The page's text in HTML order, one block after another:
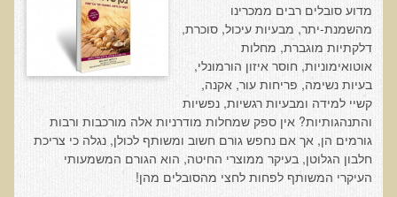
בדיקת שתן לאיתור הצטברות של מתכות כבדות
בדיקת צואה לאיתור מתכות כבדות
בדיקה מקיפה לתפקוד מערכת העיכול
בדיקות לרגישויות לחלבונים
AMAS - בדיקת דם לאיתור מוקדם של סרטן
מידע מקצועי לרופאים ומטפלים על בדיקת ה-AMAS
ספרות מדעית - בדיקת AMAS
​מדוע סובלים רבים ממכרינו
מהשמנת-יתר, מבעיות עיכול, סוכרת,
דלקתיות מוגברת, מחלות
אוטואימוניות, חוסר איזון הורמונלי,
בעיות נשימה, פריחות עור, אקנה,
קשיי למידה ומבעיות רגשיות, נפשיות
והתנהגותיות? אין ספק שמחלות מודרניות אלה מורכבות ורבות
גורמים הן, אך אם נחפש גורם חשוב ומשותף לכולן, נגלה כי צריכת
חלבון הגלוטן, בעיקר ממוצרי החיטה, הוא הגורם המשמעותי
העיקרי המשותף לפחות לחצי מהסובלים מהן!